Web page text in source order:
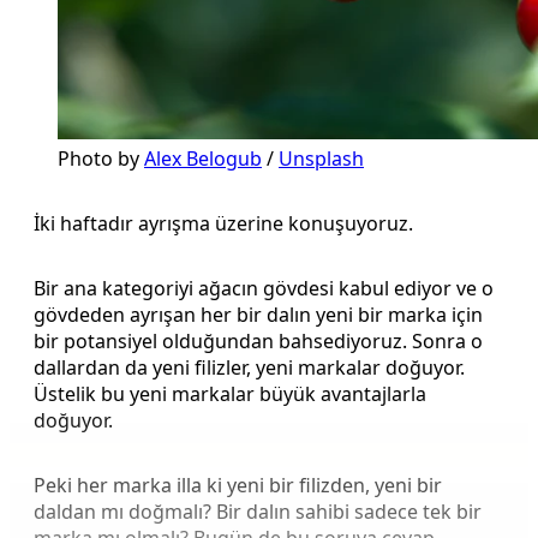
Photo byAlex Belogub / Unsplash
İki haftadır ayrışma üzerine konuşuyoruz.
Bir ana kategoriyi ağacın gövdesi kabul ediyor ve o
gövdeden ayrışan her bir dalın yeni bir marka için
bir potansiyel olduğundan bahsediyoruz. Sonra o
dallardan da yeni filizler, yeni markalar doğuyor.
Üstelik bu yeni markalar büyük avantajlarla
doğuyor.
Peki her marka illa ki yeni bir filizden, yeni bir
daldan mı doğmalı? Bir dalın sahibi sadece tek bir